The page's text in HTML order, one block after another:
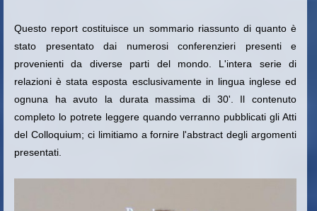
Questo report costituisce un sommario riassunto di quanto è
stato presentato dai numerosi conferenzieri presenti e
provenienti da diverse parti del mondo. L'intera serie di
relazioni è stata esposta esclusivamente in lingua inglese ed
ognuna ha avuto la durata massima di 30'. Il contenuto
completo lo potrete leggere quando verranno pubblicati gli Atti
del Colloquium; ci limitiamo a fornire l'abstract degli argomenti
presentati.